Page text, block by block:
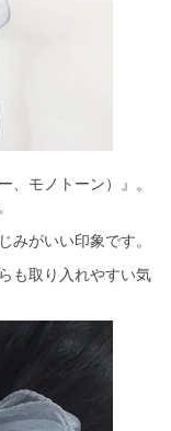
、モノトーン）』。
みがいい印象です。
も取り入れやすい気